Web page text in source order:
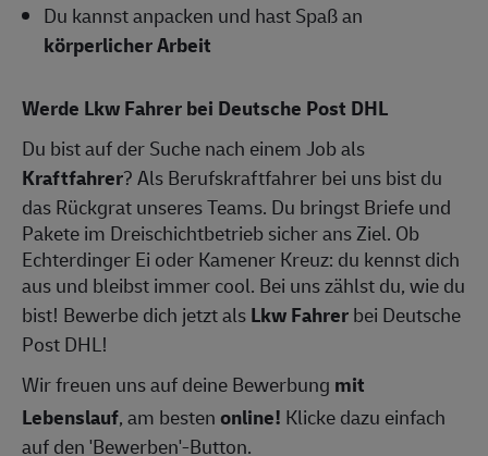
Du kannst anpacken und hast Spaß an
körperlicher Arbeit
Werde Lkw Fahrer bei Deutsche Post DHL
Du bist auf der Suche nach einem Job als
Kraftfahrer? Als Berufskraftfahrer bei uns bist du
das Rückgrat unseres Teams. Du bringst Briefe und
Pakete im Dreischichtbetrieb sicher ans Ziel. Ob
Echterdinger Ei oder Kamener Kreuz: du kennst dich
aus und bleibst immer cool. Bei uns zählst du, wie du
bist! Bewerbe dich jetzt alsLkw Fahrerbei Deutsche
Post DHL!
Wir freuen uns auf deine Bewerbung mit
Lebenslauf, am bestenonline! Klicke dazu einfach
auf den 'Bewerben'-Button.